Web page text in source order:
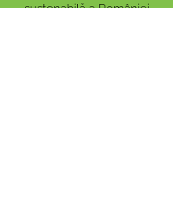
sustenabilă a României